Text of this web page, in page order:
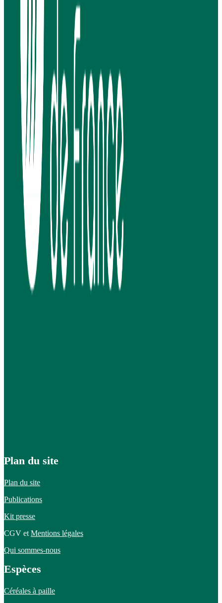
Plan du site
Plan du site
Publications
Kit presse
CGV et Mentions légales
Qui sommes-nous
Espèces
Céréales à paille